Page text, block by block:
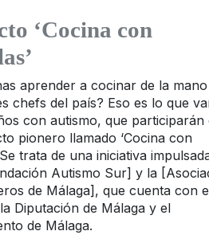
‘Cocina con
aprender a cocinar de la
chefs del país? Eso es lo que
con autismo, que participarán
pionero llamado ‘Cocina con
Se trata de una iniciativa
Autismo Sur] y la
de Málaga], que cuenta con
Diputación de Málaga y el
de Málaga.